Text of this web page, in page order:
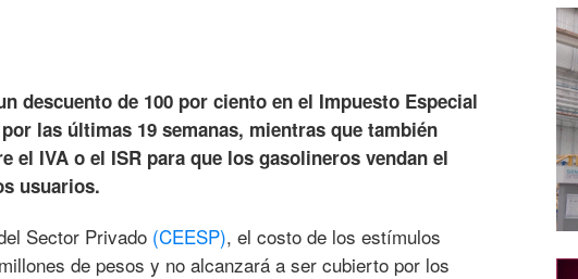
descuento de 100 por ciento en el Impuesto Especial
las últimas 19 semanas, mientras que también
el IVA o el ISR para que los gasolineros vendan el
usuarios.
Sector Privado (CEESP), el costo de los estímulos
de pesos y no alcanzará a ser cubierto por los